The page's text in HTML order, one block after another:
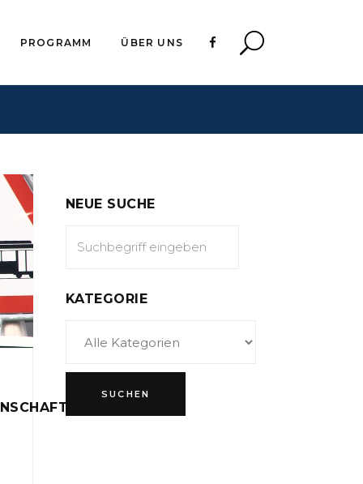
PROGRAMM ÜBER UNS
NEUE SUCHE
KATEGORIE